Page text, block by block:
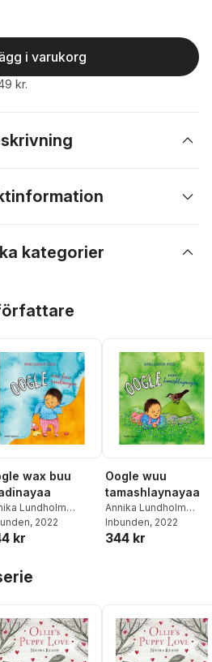
i varukorg
kr.
kategorier
röster:
wax buu
Lundholm
, 2022
kr
Oogle wuu
tamashlaynayaa
Annika Lundholm
Moberg
Inbunden, 2022
344 kr